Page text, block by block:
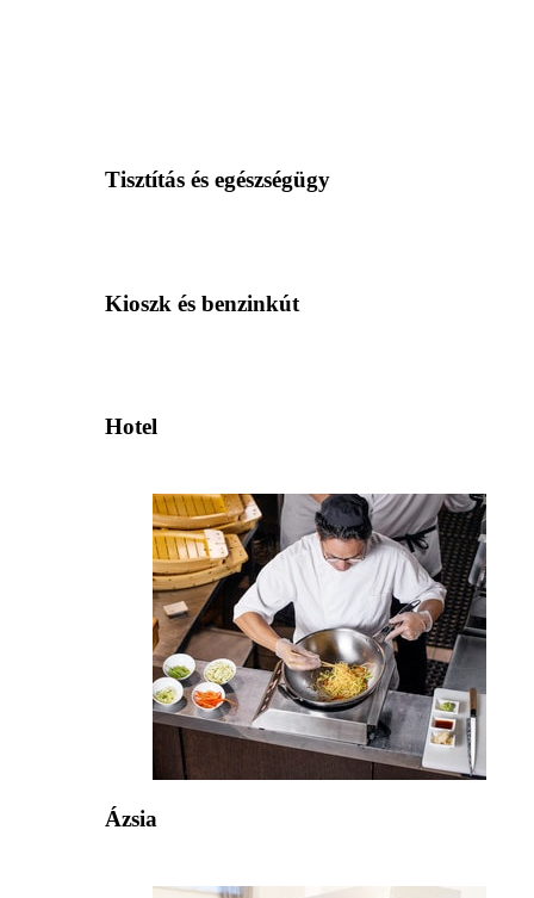
Tisztítás és egészségügy
Kioszk és benzinkút
Hotel
Ázsia